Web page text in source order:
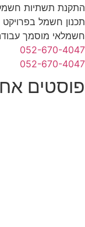
התקנת תשתיות
תכנון חשמל
חשמלאי מוסמך
052-670-4047
052-670-4047
פוסטים